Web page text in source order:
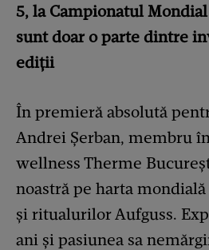
5, la Campionatul
sunt doar o parte dintre
ediții
În premieră absolută
Andrei Șerban, membru
wellness Therme
noastră pe harta
și ritualurilor Aufguss.
ani și pasiunea sa